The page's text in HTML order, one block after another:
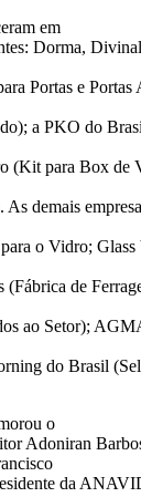
em
Dorma,
Portas e
a PKO do
(Kit para Box de
demais
o Vidro;
(Fábrica de
ao Setor);
do Brasil
o
Adoniran
da